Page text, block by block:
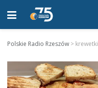
Polskie Radio Rzeszów > krewetki